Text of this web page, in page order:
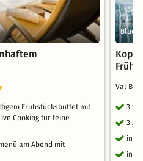
Frühstücksbuffet mit
Cooking für feine
am Abend mit
Kopf
Val
3 x
3 x
inkl.
inkl.